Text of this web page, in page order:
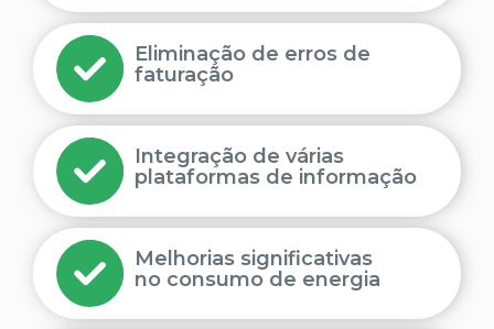
Eliminação de erros de
faturação
Integração de várias
plataformas de informação
Melhorias significativas
no consumo de energia